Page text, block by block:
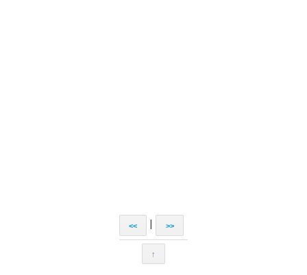
<< >>
↑